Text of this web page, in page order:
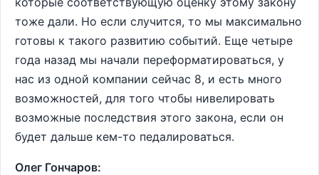
тоже дали. Но если случится, то мы максимально
готовы к такого развитию событий. Еще четыре
года назад мы начали переформатироваться, у
нас из одной компании сейчас 8, и есть много
возможностей, для того чтобы нивелировать
возможные последствия этого закона, если он
будет дальше кем-то педалироваться.
Олег Гончаров: